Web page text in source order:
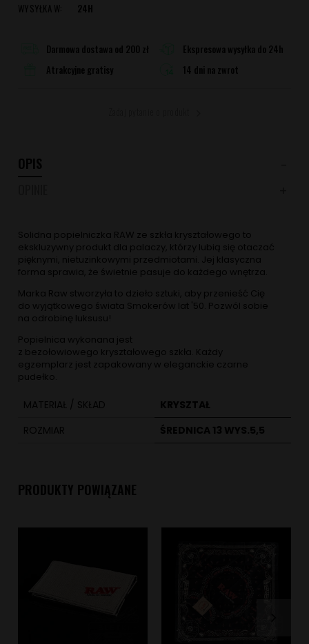
WYSYŁKA W:
24H
Darmowa dostawa od 200 zł
Ekspresowa wysyłka do 24h
Atrakcyjne gratisy
14 dni na zwrot
OPIS
Solidna popielniczka RAW ze szkła kryształowego to
ekskluzywny produkt dla palaczy, którzy lubią się otaczać
pięknymi, nietuzinkowymi przedmiotami. Jej klasyczna
forma sprawia, że świetnie pasuje do każdego wnętrza.
Marka Raw stworzyła to dzieło sztuki, aby przenieść Cię
do wyjątkowego świata Smokerów lat '50. Pozwól sobie
na odrobinę luksusu!
Popielnica wykonana jest
z bezołowiowego kryształowego szkła. Każdy
egzemplarz jest zapakowany w eleganckie czarne
pudełko.
MATERIAŁ / SKŁAD
KRYSZTAŁ
ROZMIAR
ŚREDNICA 13 WYS.5,5
PRODUKTY POWIĄZANE